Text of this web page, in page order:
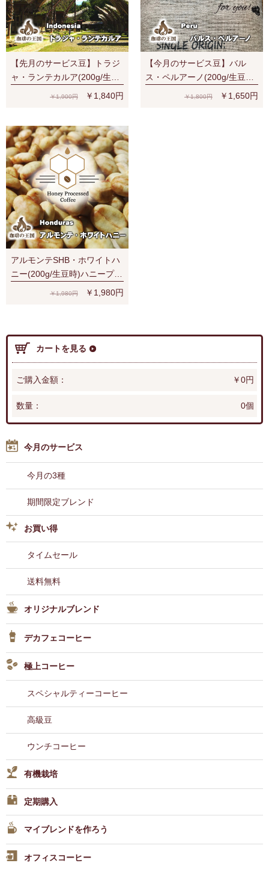
【先月のサービス豆】トラジ
ャ・ランテカルア(200g/生豆
時)有機栽培コーヒー豆 無農
￥1,900円 ￥1,840円
【今月のサービス豆】バル
ス・ペルアーノ(200g/生豆
時)RA認証 スペシャルティ 芳
￥1,800円 ￥1,650円
アルモンテSHB・ホワイトハ
ニー(200g/生豆時)ハニープロ
￥1,980円 ￥1,980円
カートを見る
ご購入金額： ￥0円
数量： 0個
今月のサービス
今月の3種
期間限定ブレンド
お買い得
タイムセール
送料無料
オリジナルブレンド
デカフェコーヒー
極上コーヒー
スペシャルティーコーヒー
高級豆
ウンチコーヒー
有機栽培
定期購入
マイブレンドを作ろう
オフィスコーヒー